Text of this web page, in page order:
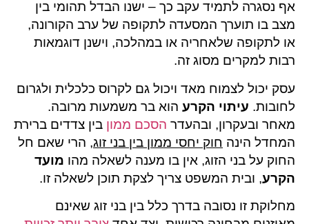
אף נסגרה לתמיד עקב כך – ישנו הבדל תהומי בין
מצב בו תוערך המסעדה לתקופה של ערב הקורונה,
או לתקופה שלאחריה או במהלכה, וישנן דוגמאות
רבות למקרים מסוג זה.
עסק יכול לצמוח מאד ויכול גם לקרוס כלכלית ולגרום
לחובות. עיתוי הקרע הוא בר משמעות מרובה.
מאחר ובעקרון, ובהעדר הסכם ממון בין צדדים ברירת
המחדל הינה חוק יחסי ממון בין בני זוג, הרי שאם חל
החוק על בני הזוג, אין בו מענה לשאלה מהו מועד
הקרע, ובית המשפט צריך לצקת תוכן לשאלה זו.
מחלוקת זו נסובה בדרך כלל בין בני זוג שאינם